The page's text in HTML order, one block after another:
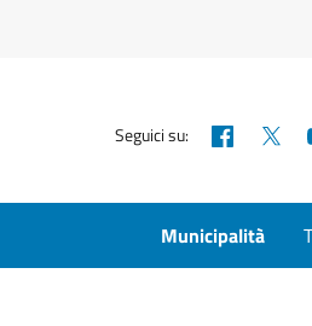
Seguici su:
Municipalità